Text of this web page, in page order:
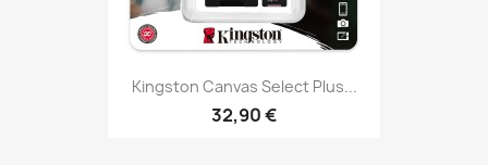
Kingston Canvas Select Plus...
32,90 €